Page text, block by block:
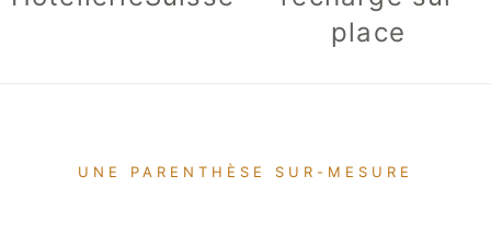
place
UNE PARENTHÈSE SUR-MESURE